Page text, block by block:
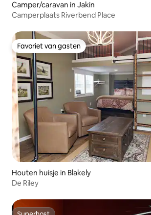
Camper/caravan in Jakin
Camperplaats Riverbend Place
Favoriet van gasten
Favoriet van gasten
Houten huisje in Blakely
De Riley